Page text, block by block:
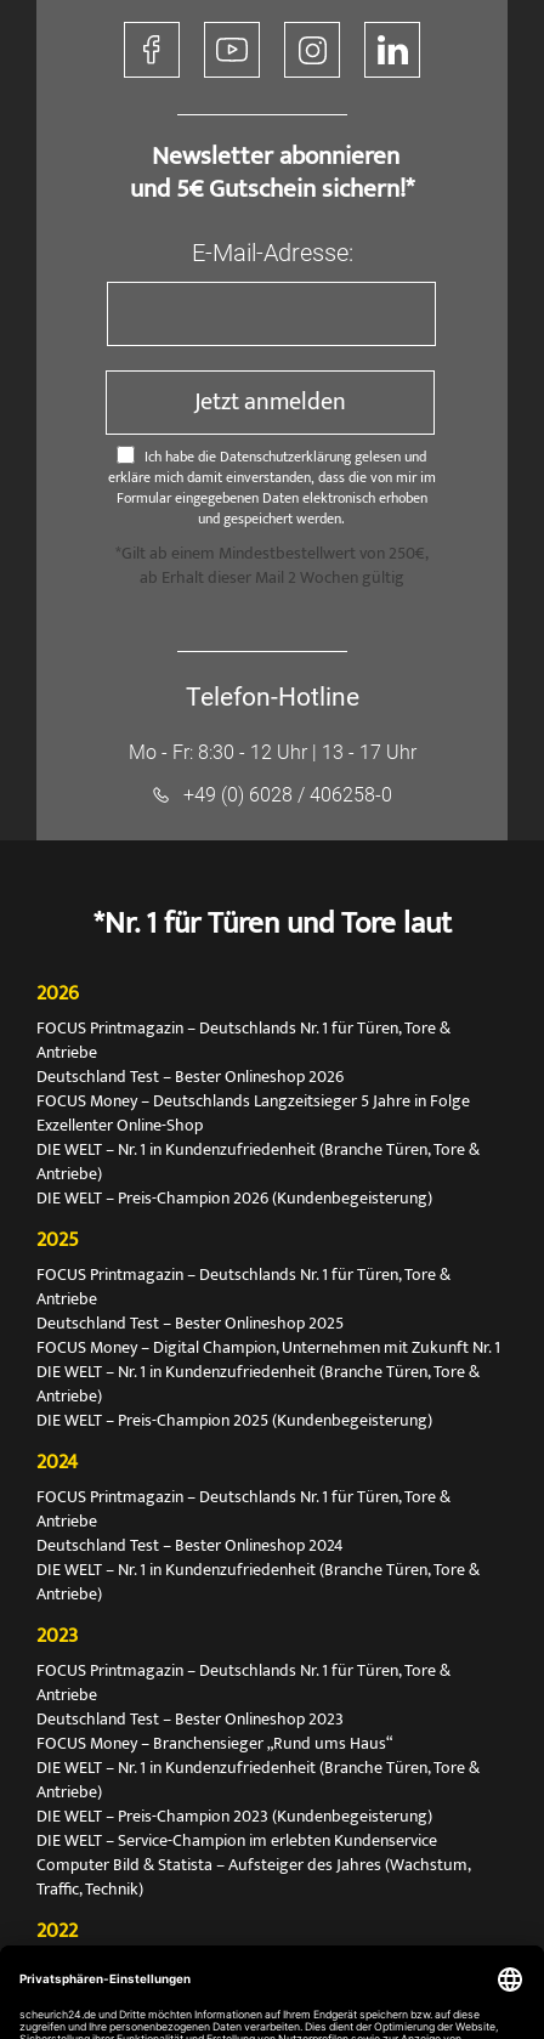
​ Newsletter abonnieren
und 5€ Gutschein sichern!*
E-Mail-Adresse:
Jetzt anmelden
Ich habe die Datenschutzerklärung gelesen und
erkläre mich damit einverstanden, dass die von mir im
Formular eingegebenen Daten elektronisch erhoben
und gespeichert werden.
*Gilt ab einem Mindestbestellwert von 250€,
ab Erhalt dieser Mail 2 Wochen gültig
Telefon-Hotline
Mo - Fr: 8:30 - 12 Uhr | 13 - 17 Uhr
+49 (0) 6028 / 406258-0
*Nr. 1 für Türen und Tore laut
2026
FOCUS Printmagazin – Deutschlands Nr. 1 für Türen, Tore &
Antriebe
Deutschland Test – Bester Onlineshop 2026
FOCUS Money – Deutschlands Langzeitsieger 5 Jahre in Folge
Exzellenter Online-Shop
DIE WELT – Nr. 1 in Kundenzufriedenheit (Branche Türen, Tore &
Antriebe)
DIE WELT – Preis-Champion 2026 (Kundenbegeisterung)
2025
FOCUS Printmagazin – Deutschlands Nr. 1 für Türen, Tore &
Antriebe
Deutschland Test – Bester Onlineshop 2025
FOCUS Money – Digital Champion, Unternehmen mit Zukunft Nr. 1
DIE WELT – Nr. 1 in Kundenzufriedenheit (Branche Türen, Tore &
Antriebe)
DIE WELT – Preis-Champion 2025 (Kundenbegeisterung)
2024
FOCUS Printmagazin – Deutschlands Nr. 1 für Türen, Tore &
Antriebe
Deutschland Test – Bester Onlineshop 2024
DIE WELT – Nr. 1 in Kundenzufriedenheit (Branche Türen, Tore &
Antriebe)
2023
FOCUS Printmagazin – Deutschlands Nr. 1 für Türen, Tore &
Antriebe
Deutschland Test – Bester Onlineshop 2023
FOCUS Money – Branchensieger „Rund ums Haus“
DIE WELT – Nr. 1 in Kundenzufriedenheit (Branche Türen, Tore &
Antriebe)
DIE WELT – Preis-Champion 2023 (Kundenbegeisterung)
DIE WELT – Service-Champion im erlebten Kundenservice
Computer Bild & Statista – Aufsteiger des Jahres (Wachstum,
Traffic, Technik)
2022
Antriebe
Deutschland Test – Bester Onlineshop 2022